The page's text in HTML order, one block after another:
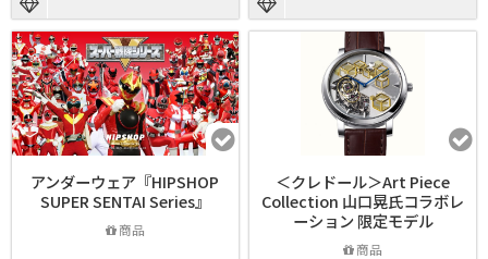
アンダーウェア『HIPSHOP
SUPER SENTAI Series』
商品
＜クレドール＞Art Piece
Collection 山口晃氏コラボレ
ーション 限定モデル
商品